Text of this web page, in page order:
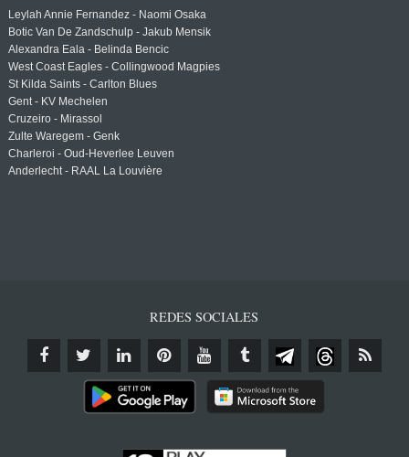
Leylah Annie Fernandez - Naomi Osaka
Botic Van De Zandschulp - Jakub Mensik
Alexandra Eala - Belinda Bencic
West Coast Eagles - Collingwood Magpies
St Kilda Saints - Carlton Blues
Gent - KV Mechelen
Cruzeiro - Mirassol
Zulte Waregem - Genk
Charleroi - Oud-Heverlee Leuven
Anderlecht - RAAL La Louvière
REDES SOCIALES